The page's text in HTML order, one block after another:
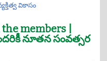
వికాసం
members |
నూతన సంవత్సర